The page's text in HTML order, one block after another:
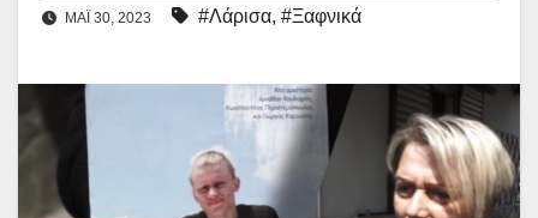
ΜΆΙ 30, 2023 #Λάρισα, #Ξαφνικά